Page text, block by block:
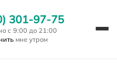
301-97-75
с 9:00 до 21:00
мне утром